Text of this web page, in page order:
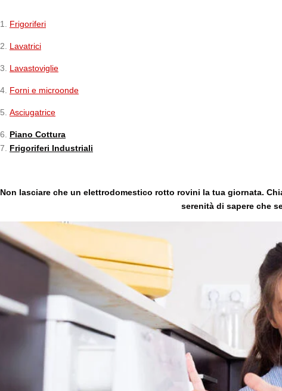
Frigoriferi
Lavatrici
Lavastoviglie
Forni e microonde
Asciugatrice
Piano Cottura
Frigoriferi Industriali
Non lasciare che un elettrodomestico rotto rovini la tua giornata.
serenità di sapere che